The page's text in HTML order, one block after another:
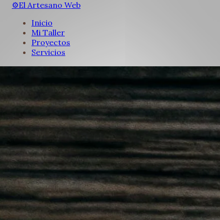
⚙️El Artesano Web
Inicio
Mi Taller
Proyectos
Servicios
Inicio
Mi Taller Proyectos Servicios Iniciar Proyecto